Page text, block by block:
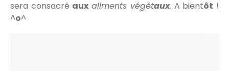
sera consacré aux aliments végétaux. A bientôt !
^o^